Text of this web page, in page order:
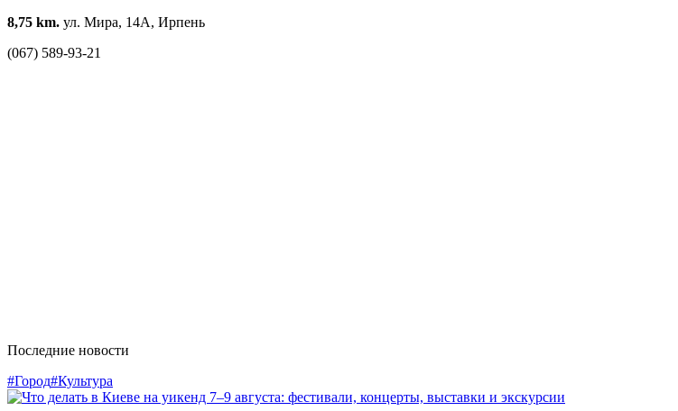
8,75 km. ул. Мира, 14А, Ирпень
(067) 589-93-21
Последние новости
#Город#Культура